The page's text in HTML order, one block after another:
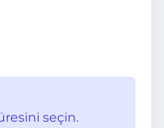
seçin.